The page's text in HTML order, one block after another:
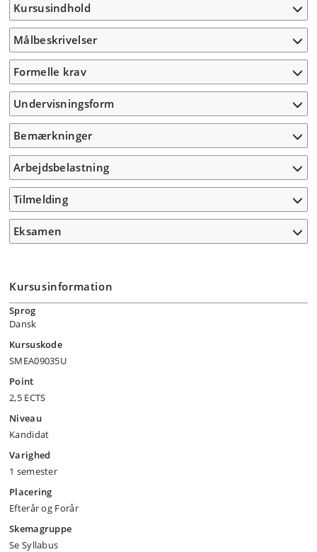
Kursusindhold
Målbeskrivelser
Formelle krav
Undervisningsform
Bemærkninger
Arbejdsbelastning
Tilmelding
Eksamen
Kursusinformation
Sprog
Dansk
Kursuskode
SMEA09035U
Point
2,5 ECTS
Niveau
Kandidat
Varighed
1 semester
Placering
Efterår og Forår
Skemagruppe
Se Syllabus